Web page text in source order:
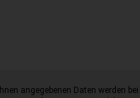
angegebenen Daten werden